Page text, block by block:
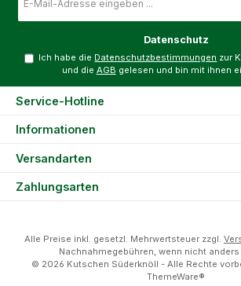
Mail-
Adresse
Datenschutz
Ich habe die Datenschutzbestimmungen zur
und die AGB gelesen und bin mit ihnen
Service-Hotline
Informationen
Versandarten
Zahlungsarten
Alle Preise inkl. gesetzl. Mehrwertsteuer zzgl.
Nachnahmegebühren, wenn nicht
© 2026 Kutschen Süderknöll - Alle Rechte
ThemeWare®